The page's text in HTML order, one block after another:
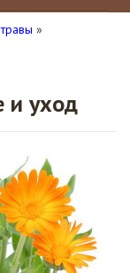
»
и уход